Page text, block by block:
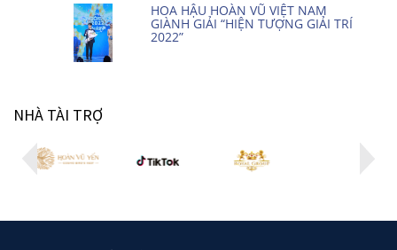
HOA HẬU HOÀN VŨ VIỆT NAM
GIÀNH GIẢI “HIỆN TƯỢNG GIẢI TRÍ
2022”
NHÀ TÀI TRỢ